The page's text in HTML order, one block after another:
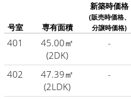
号室 専有面積
新築時価格
(販売時価格、
分譲時価格)
401
45.00㎡
(2DK)
-
402
47.39㎡
(2LDK)
-